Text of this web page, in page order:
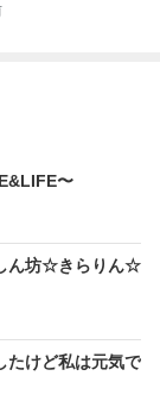
〜
ん坊☆きらりん☆
たけど私は元気で